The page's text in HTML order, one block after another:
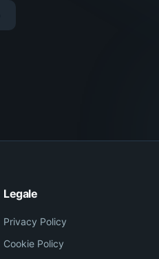
Legale
Privacy Policy
Cookie Policy